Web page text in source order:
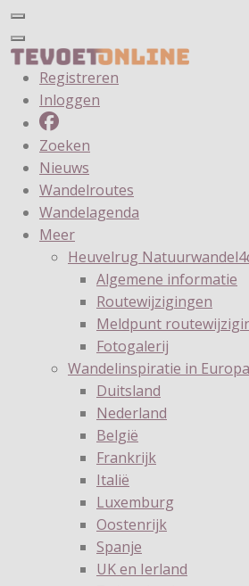
Registreren
Inloggen
Zoeken
Nieuws
Wandelroutes
Wandelagenda
Meer
Heuvelrug
Algemene informatie
Routewijzigingen
Meldpunt
Fotogalerij
Wandelinspiratie in Europa
Duitsland
Nederland
België
Frankrijk
Italië
Luxemburg
Oostenrijk
Spanje
UK en Ierland